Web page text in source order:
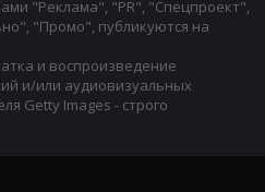
"Реклама", "PR", "Спецпроект",
"Промо", публикуются на
и воспроизведение
и/или аудиовизуальных
Getty Images - строго